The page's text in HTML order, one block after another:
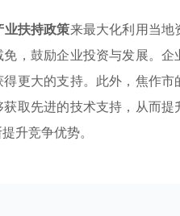
业扶持政策来最大化利用当
，鼓励企业投资与发展。
更大的支持。此外，焦作
取先进的技术支持，从而
升竞争优势。